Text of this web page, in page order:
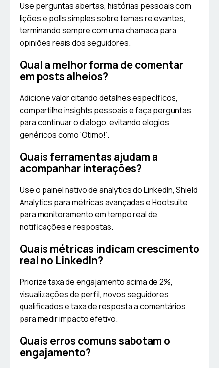
Use perguntas abertas, histórias pessoais com
lições e polls simples sobre temas relevantes,
terminando sempre com uma chamada para
opiniões reais dos seguidores.
Qual a melhor forma de comentar
em posts alheios?
Adicione valor citando detalhes específicos,
compartilhe insights pessoais e faça perguntas
para continuar o diálogo, evitando elogios
genéricos como ‘Ótimo!’.
Quais ferramentas ajudam a
acompanhar interações?
Use o painel nativo de analytics do LinkedIn, Shield
Analytics para métricas avançadas e Hootsuite
para monitoramento em tempo real de
notificações e respostas.
Quais métricas indicam crescimento
real no LinkedIn?
Priorize taxa de engajamento acima de 2%,
visualizações de perfil, novos seguidores
qualificados e taxa de resposta a comentários
para medir impacto efetivo.
Quais erros comuns sabotam o
engajamento?